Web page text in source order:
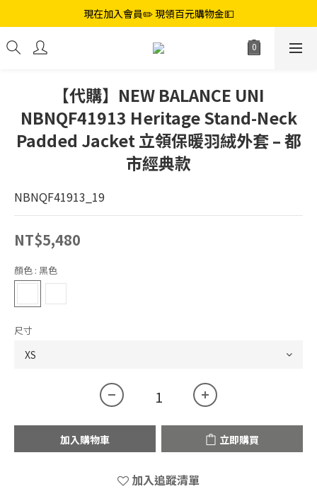
現在加入會員✏️ 現領百元購物金💵
【代購】NEW BALANCE UNI
NBNQF41913 Heritage Stand-Neck
Padded Jacket 立領保暖羽絨外套 – 都
市經典款
NBNQF41913_19
NT$5,480
顏色 : 黑色
尺寸
加入購物車 立即購買
加入追蹤清單